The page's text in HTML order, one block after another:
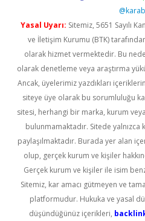
Yasal Uyarı: Sitemiz, 5651 Sayılı
ve İletişim Kurumu (BTK)
olarak hizmet vermektedir. Bu
olarak denetleme veya araştırma
Ancak, üyelerimiz yazdıkları
siteye üye olarak bu sorumluluğu
sitesi, herhangi bir marka, kurum
bulunmamaktadır. Sitede yalnızca
paylaşılmaktadır. Burada yer alan
olup, gerçek kurum ve kişiler
Gerçek kurum ve kişiler ile isim
Sitemiz, kar amacı gütmeyen ve
platformudur. Hukuka ve yasal
düşündüğünüz içerikleri,